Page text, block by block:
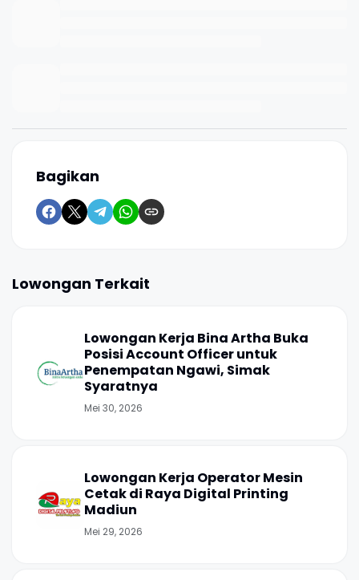
Bagikan
Lowongan Terkait
Lowongan Kerja Bina Artha Buka
Posisi Account Officer untuk
Penempatan Ngawi, Simak
Syaratnya
Mei 30, 2026
Lowongan Kerja Operator Mesin
Cetak di Raya Digital Printing
Madiun
Mei 29, 2026